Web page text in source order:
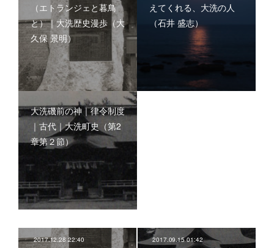
（エトランジェと暮鳥
と）｜大洗歴史漫歩（大
久保 景明）
えてくれる、大洗の人
（石井 盛志）
大洗磯前の神｜律令制度
｜古代｜大洗町史（第2
章第２節）
2017.12.28 22:40 2017.09.15 01:42